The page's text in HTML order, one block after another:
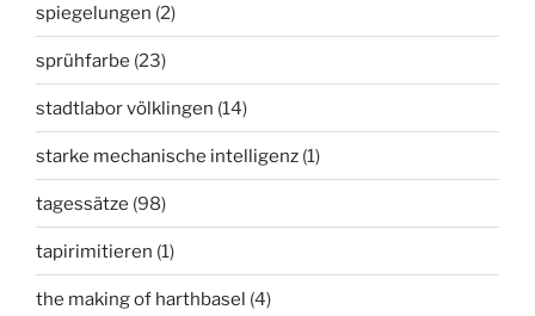
spiegelungen (2)
sprühfarbe (23)
stadtlabor völklingen (14)
starke mechanische intelligenz (1)
tagessätze (98)
tapirimitieren (1)
the making of harthbasel (4)